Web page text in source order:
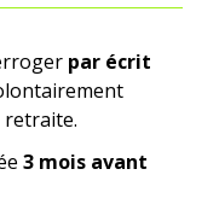
par écrit
3 mois avant